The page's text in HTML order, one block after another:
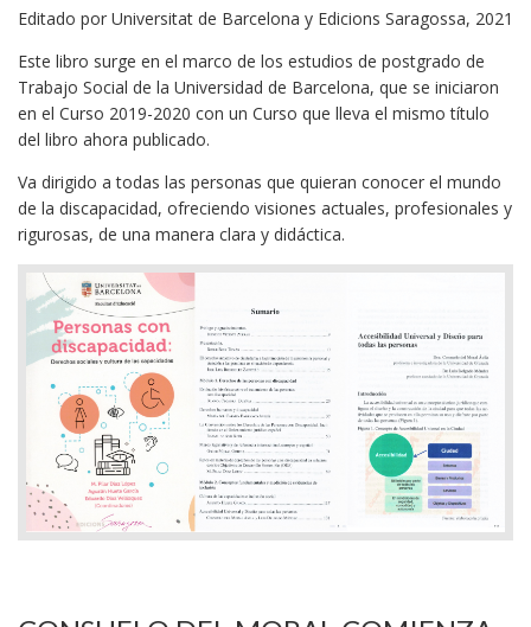
Editado por Universitat de Barcelona y Edicions Saragossa, 2021
Este libro surge en el marco de los estudios de postgrado de
Trabajo Social de la Universidad de Barcelona, que se iniciaron
en el Curso 2019-2020 con un Curso que lleva el mismo título
del libro ahora publicado.
Va dirigido a todas las personas que quieran conocer el mundo
de la discapacidad, ofreciendo visiones actuales, profesionales y
rigurosas, de una manera clara y didáctica.